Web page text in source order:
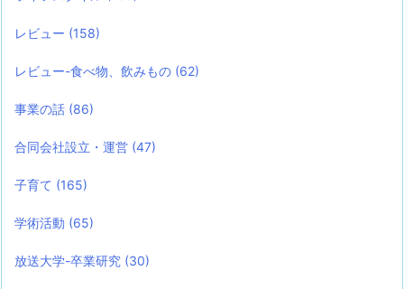
レビュー (158)
レビュー-食べ物、飲みもの (62)
事業の話 (86)
合同会社設立・運営 (47)
子育て (165)
学術活動 (65)
放送大学-卒業研究 (30)